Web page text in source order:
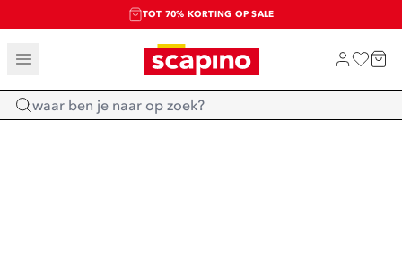
TOT 70% KORTING OP SALE
SALE: LAATSTE KANS!
SHOP NIEUW
Home